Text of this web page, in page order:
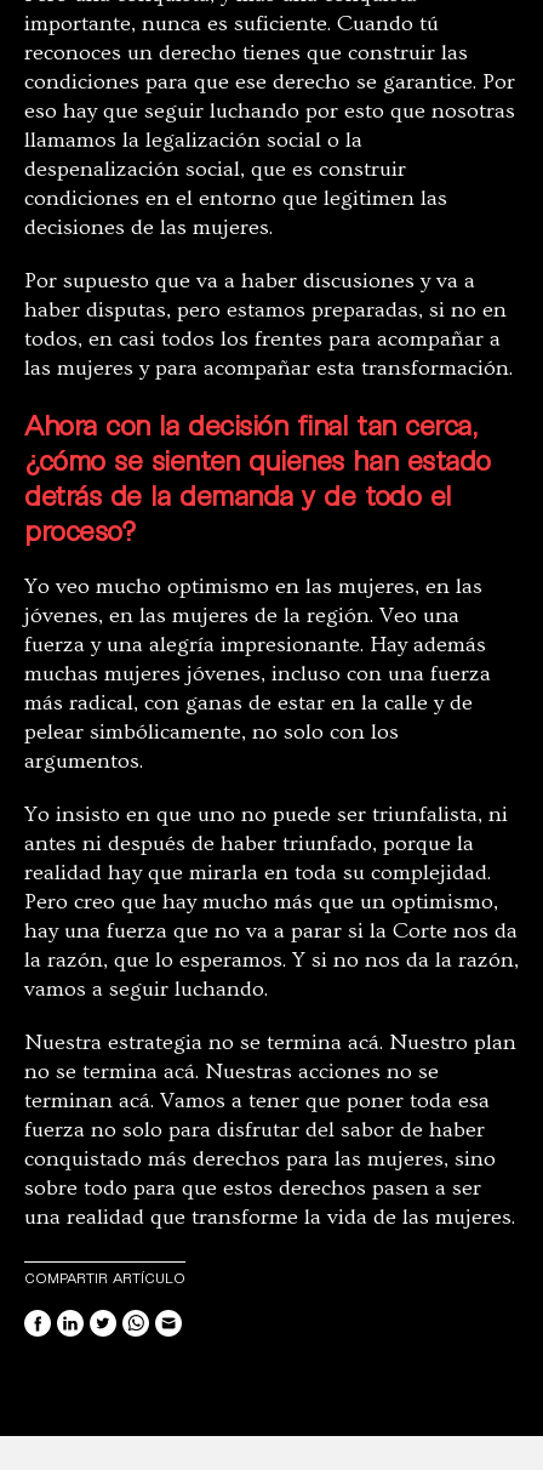
importante, nunca es suficiente. Cuando tú
reconoces un derecho tienes que construir las
condiciones para que ese derecho se garantice. Por
eso hay que seguir luchando por esto que nosotras
llamamos la legalización social o la
despenalización social, que es construir
condiciones en el entorno que legitimen las
decisiones de las mujeres.
Por supuesto que va a haber discusiones y va a
haber disputas, pero estamos preparadas, si no en
todos, en casi todos los frentes para acompañar a
las mujeres y para acompañar esta transformación.
Ahora con la decisión final tan cerca,
¿cómo se sienten quienes han estado
detrás de la demanda y de todo el
proceso?
Yo veo mucho optimismo en las mujeres, en las
jóvenes, en las mujeres de la región. Veo una
fuerza y una alegría impresionante. Hay además
muchas mujeres jóvenes, incluso con una fuerza
más radical, con ganas de estar en la calle y de
pelear simbólicamente, no solo con los
argumentos.
Yo insisto en que uno no puede ser triunfalista, ni
antes ni después de haber triunfado, porque la
realidad hay que mirarla en toda su complejidad.
Pero creo que hay mucho más que un optimismo,
hay una fuerza que no va a parar si la Corte nos da
la razón, que lo esperamos. Y si no nos da la razón,
vamos a seguir luchando.
Nuestra estrategia no se termina acá. Nuestro plan
no se termina acá. Nuestras acciones no se
terminan acá. Vamos a tener que poner toda esa
fuerza no solo para disfrutar del sabor de haber
conquistado más derechos para las mujeres, sino
sobre todo para que estos derechos pasen a ser
una realidad que transforme la vida de las mujeres.
COMPARTIR ARTÍCULO